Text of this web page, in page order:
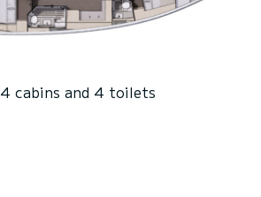
4 cabins and 4 toilets